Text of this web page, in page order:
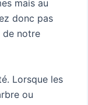
mais au
donc pas
de notre
Lorsque les
ou